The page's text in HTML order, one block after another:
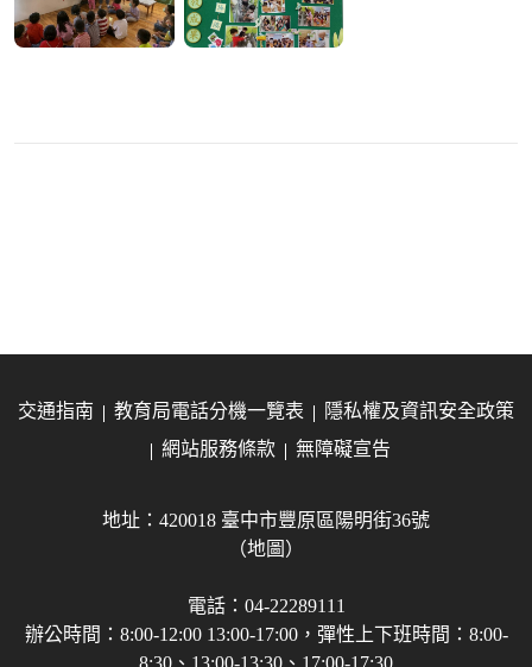
交通指南 教育局電話分機一覽表
隱私權及資訊安全政策
網站服務條款
無障礙宣告
地址：420018 臺中市豐原區陽明街36號
（地圖）
電話：04-22289111
辦公時間：8:00-12:00 13:00-17:00，彈性上下班時間：8:00-